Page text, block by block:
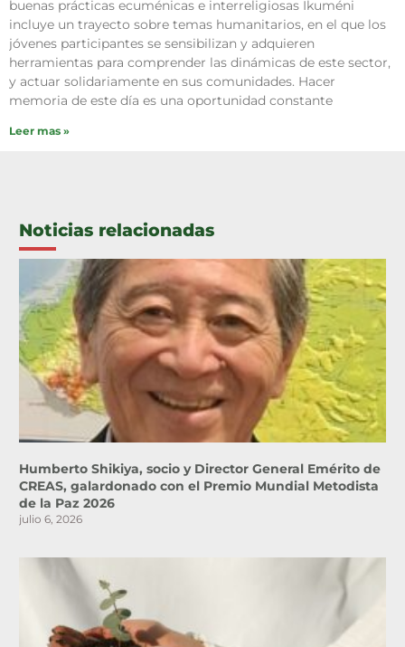
buenas prácticas ecuménicas e interreligiosas Ikuméni
incluye un trayecto sobre temas humanitarios, en el que los
jóvenes participantes se sensibilizan y adquieren
herramientas para comprender las dinámicas de este sector,
y actuar solidariamente en sus comunidades. Hacer
memoria de este día es una oportunidad constante
Leer mas »
Noticias relacionadas
Humberto Shikiya, socio y Director General Emérito de
CREAS, galardonado con el Premio Mundial Metodista
de la Paz 2026
julio 6, 2026